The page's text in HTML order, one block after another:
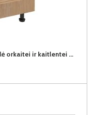
SORENTO D60ZK virtuvės spintelė orkaitei ir kaitlentei (Puccini/Puccini)